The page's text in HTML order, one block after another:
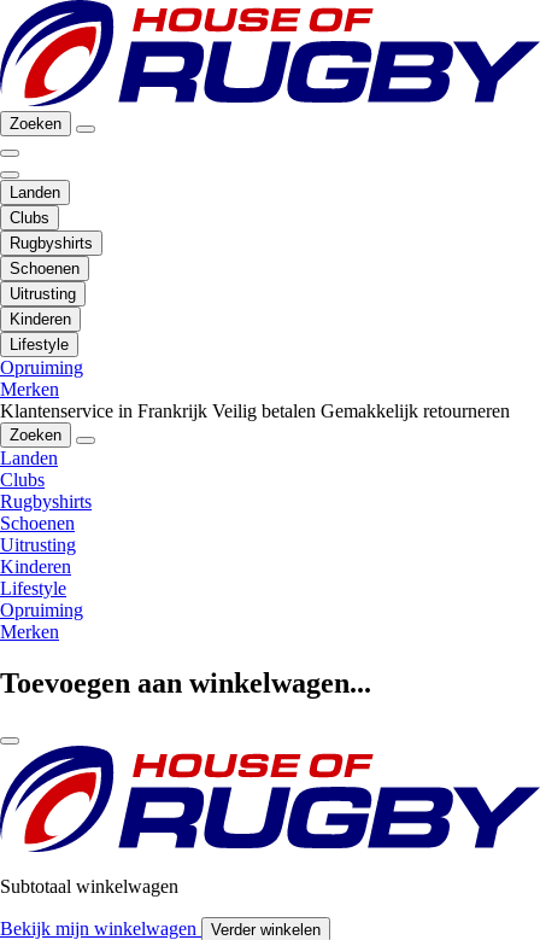
Zoeken
Landen
Clubs
Rugbyshirts
Schoenen
Uitrusting
Kinderen
Lifestyle
Opruiming
Merken
Klantenservice in Frankrijk Veilig betalen Gemakkelijk retourneren
Zoeken
Landen
Clubs
Rugbyshirts
Schoenen
Uitrusting
Kinderen
Lifestyle
Opruiming
Merken
Toevoegen aan winkelwagen...
Subtotaal winkelwagen
Bekijk mijn winkelwagen Verder winkelen